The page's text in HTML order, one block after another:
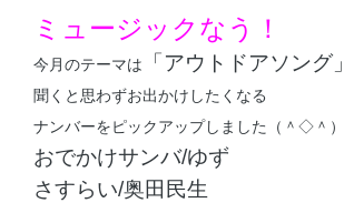
ミュージックなう！
今月のテーマは 「アウトドアソング」
聞くと思わずお出かけしたくなる
ナンバーをピックアップしました（＾◇＾）
おでかけサンバ/ゆず
さすらい/奥田民生